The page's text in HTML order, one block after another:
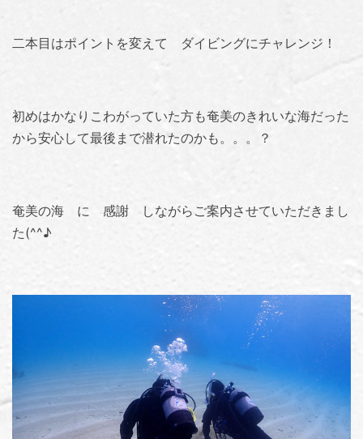
二本目はポイントを変えて ダイビングにチャレンジ！
初めはかなりこわがっていた方も奄美のきれいな海だった
から安心して最後まで潜れたのかも。。。？
奄美の海 に 感謝 しながらご案内させていただきまし
た(^^♪